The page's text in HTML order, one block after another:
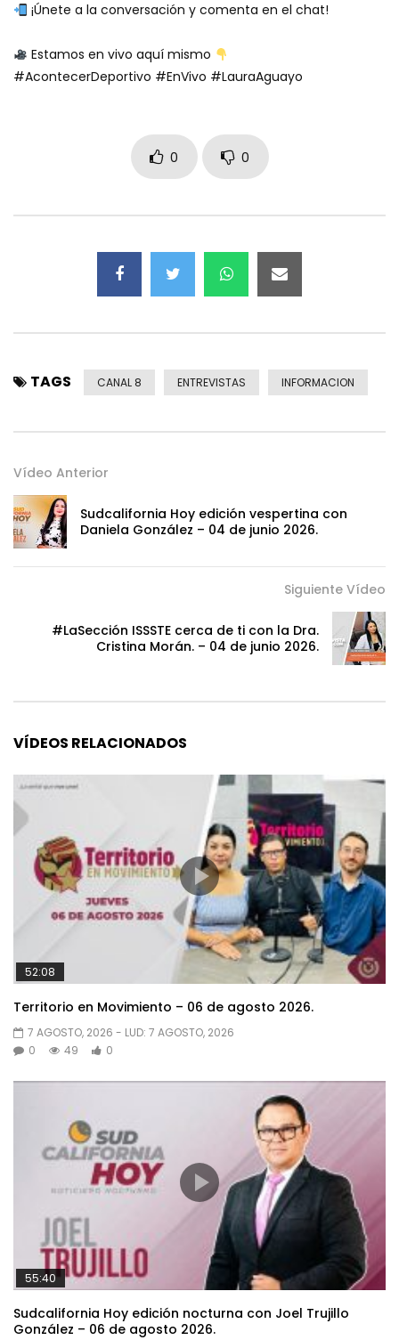
¡Únete a la conversación y comenta en el chat!
Estamos en vivo aquí mismo
#AcontecerDeportivo #EnVivo #LauraAguayo
0 0
TAGS CANAL 8 ENTREVISTAS INFORMACION
Vídeo Anterior
Sudcalifornia Hoy edición vespertina con
Daniela González – 04 de junio 2026.
Siguiente Vídeo
#LaSección ISSSTE cerca de ti con la Dra.
Cristina Morán. – 04 de junio 2026.
VÍDEOS RELACIONADOS
52:08
Territorio en Movimiento – 06 de agosto 2026.
7 AGOSTO, 2026 - LUD: 7 AGOSTO, 2026
0
49 0
55:40
Sudcalifornia Hoy edición nocturna con Joel Trujillo
González – 06 de agosto 2026.